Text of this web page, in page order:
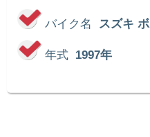
バイク名 スズキ
年式 1997年